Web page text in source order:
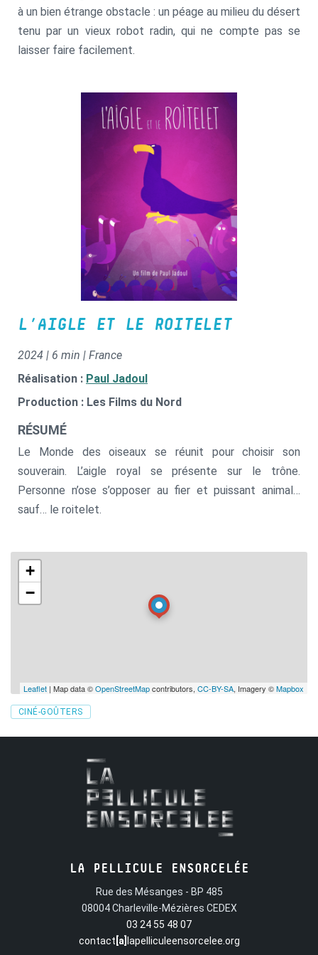
à un bien étrange obstacle : un péage au milieu du désert
tenu par un vieux robot radin, qui ne compte pas se
laisser faire facilement.
L’AIGLE ET LE ROITELET
2024 | 6 min | France
Réalisation : Paul Jadoul
Production : Les Films du Nord
RÉSUMÉ
Le Monde des oiseaux se réunit pour choisir son
souverain. L’aigle royal se présente sur le trône.
Personne n’ose s’opposer au fier et puissant animal…
sauf… le roitelet.
+
−
Leaflet | Map data ©OpenStreetMapcontributors, CC-BY-SA, Imagery ©Mapbox
Tags
CINÉ-GOÛTERS
LA PELLICULE ENSORCELÉE
Rue des Mésanges - BP 485
08004 Charleville-Mézières CEDEX
03 24 55 48 07
contact [a] lapelliculeensorcelee.org